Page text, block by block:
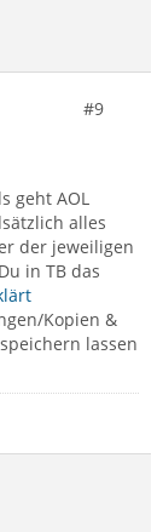
#9
geht AOL
alles
der jeweiligen
in TB das
Kopien &
lassen